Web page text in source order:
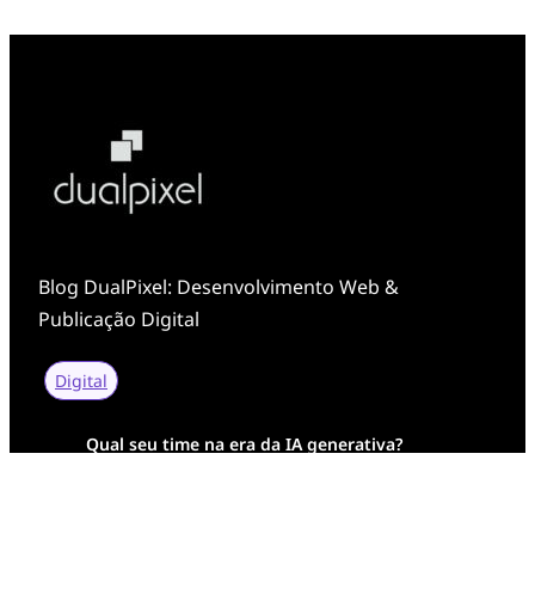
Blog DualPixel: Desenvolvimento Web &
Publicação Digital
Digital
Qual seu time na era da IA generativa?